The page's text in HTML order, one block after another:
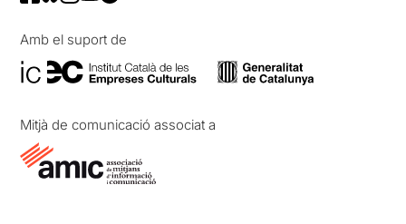
Amb el suport de
Mitjà de comunicació associat a